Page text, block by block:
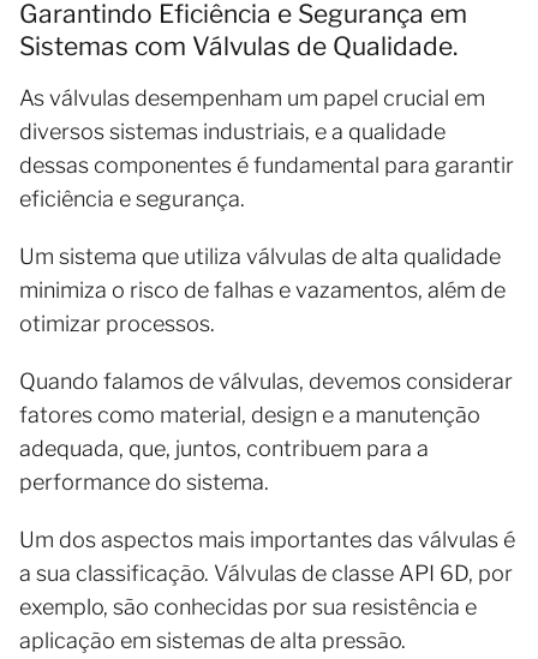
Garantindo Eficiência e Segurança em
Sistemas com Válvulas de Qualidade.
As válvulas desempenham um papel crucial em
diversos sistemas industriais, e a qualidade
dessas componentes é fundamental para garantir
eficiência e segurança.
Um sistema que utiliza válvulas de alta qualidade
minimiza o risco de falhas e vazamentos, além de
otimizar processos.
Quando falamos de válvulas, devemos considerar
fatores como material, design e a manutenção
adequada, que, juntos, contribuem para a
performance do sistema.
Um dos aspectos mais importantes das válvulas é
a sua classificação. Válvulas de classe API 6D, por
exemplo, são conhecidas por sua resistência e
aplicação em sistemas de alta pressão.